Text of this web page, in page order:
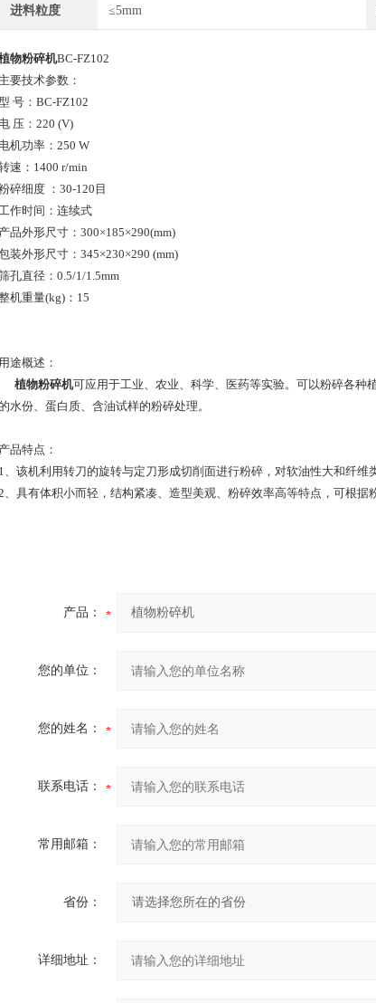
进料粒度 ≤5mm
物粉碎机BC-FZ102
主要技术参数：
号：BC-FZ102
电 压：220 (V)
电机功率：250 W
速：1400 r/min
碎细度 ：30-120目
作时间：连续式
产品外形尺寸：300×185×290(mm)
装外形尺寸：345×230×290 (mm)
孔直径：0.5/1/1.5mm
机重量(kg)：15
用途概述：
植物粉碎机可应用于工业、农业、科学、医药等实验。可以粉碎各种
的水份、蛋白质、含油试样的粉碎处理。
产品特点：
1、该机利用转刀的旋转与定刀形成切削面进行粉碎，对软油性大和纤维
、具有体积小而轻，结构紧凑、造型美观、粉碎效率高等特点，可根据
产品：
您的单位：
您的姓名：
联系电话：
常用邮箱：
省份：
详细地址：